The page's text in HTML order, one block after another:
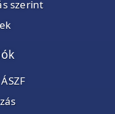
szerint